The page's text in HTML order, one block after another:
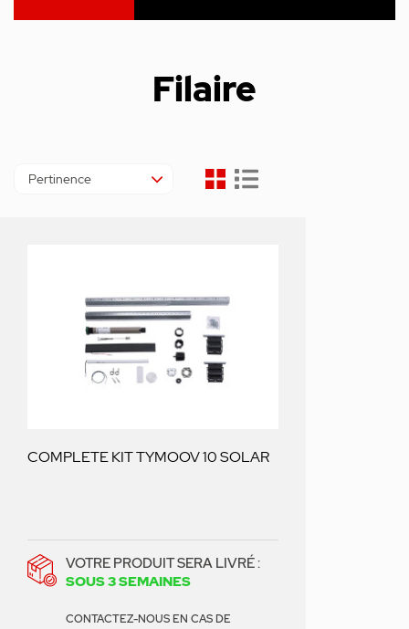
Filaire
Pertinence
COMPLETE KIT TYMOOV 10 SOLAR
VOTRE PRODUIT SERA LIVRÉ :
SOUS 3 SEMAINES
CONTACTEZ-NOUS EN CAS DE